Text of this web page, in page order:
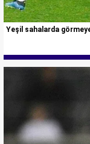
Yeşil sahalarda